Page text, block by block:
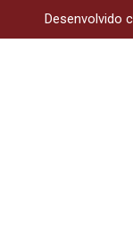
Desenvolvido